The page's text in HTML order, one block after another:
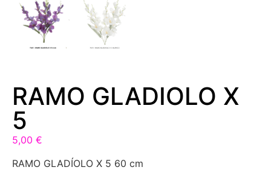
RAMO GLADIOLO X
5
5,00 €
RAMO GLADÍOLO X 5 60 cm